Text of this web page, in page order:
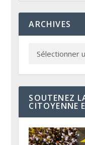
ARCHIVES
SOUTENEZ
CITOYENNE